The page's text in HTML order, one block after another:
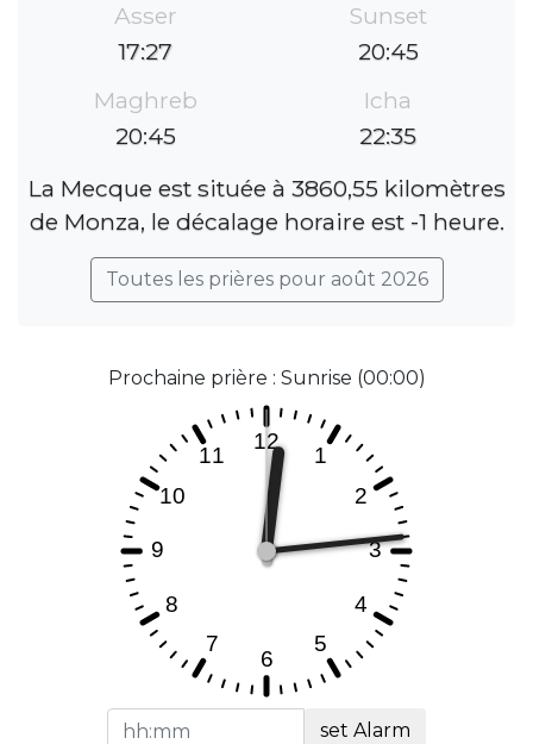
Asser
17:27
Sunset
20:45
Maghreb
20:45
Icha
22:35
La Mecque est située à 3860,55 kilomètres
de Monza, le décalage horaire est -1 heure.
Toutes les prières pour août 2026
Prochaine prière : Sunrise (00:00)
set Alarm